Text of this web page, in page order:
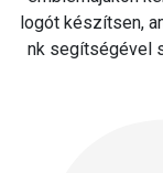
logót készítsen,
nk segítségével